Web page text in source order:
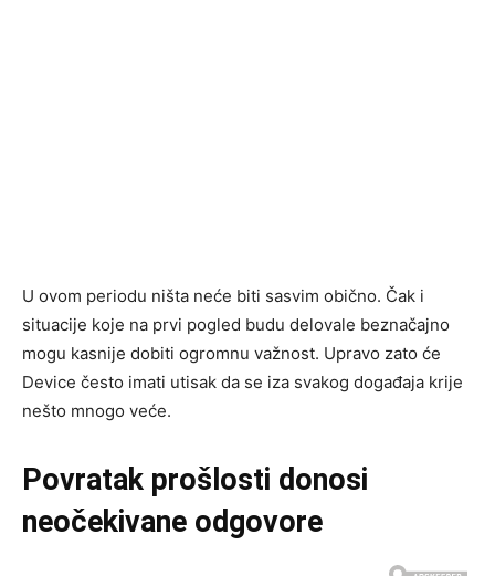
U ovom periodu ništa neće biti sasvim obično. Čak i
situacije koje na prvi pogled budu delovale beznačajno
mogu kasnije dobiti ogromnu važnost. Upravo zato će
Device često imati utisak da se iza svakog događaja krije
nešto mnogo veće.
Povratak prošlosti donosi
neočekivane odgovore